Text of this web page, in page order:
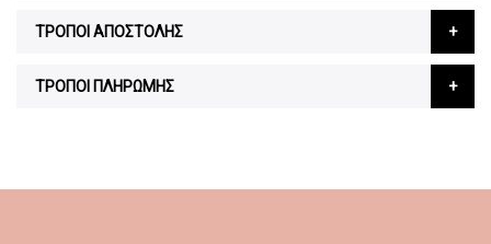
ΤΡΟΠΟΙ ΑΠΟΣΤΟΛΗΣ
ΤΡΟΠΟΙ ΠΛΗΡΩΜΗΣ